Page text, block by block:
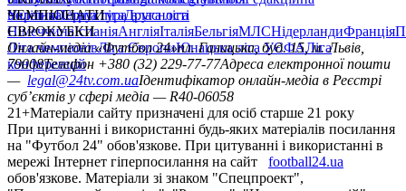
політикаСтруктура власності
УкраїнаПерша лігаДруга ліга
ЧЕМПІОНАТИ
НімеччинаІспаніяАнгліяІталіяБельгіяМЛСНідерландиФранція
ЄВРОКУБКИ
Ліга чемпіонівЛіга ЄвропиЮнацька ліга УЄФАЛіга
конференцій
Онлайн-медіа «Футбол 24»пл. Галицька, буд. 15, м. Львів,
79008Телефон +380 (32) 229-77-77Адреса електронної пошти
— legal@24tv.com.uaІдентифікатор онлайн-медіа в Реєстрі
суб’єктів у сфері медіа — R40-06058
21+Матеріали сайту призначені для осіб старше 21 року
При цитуванні і використанні будь-яких матеріалів посилання
на "Футбол 24" обов'язкове. При цитуванні і використанні в
мережі Інтернет гіперпосилання на сайт
football24.ua
обов'язкове. Матеріали зі знаком "Спецпроект",